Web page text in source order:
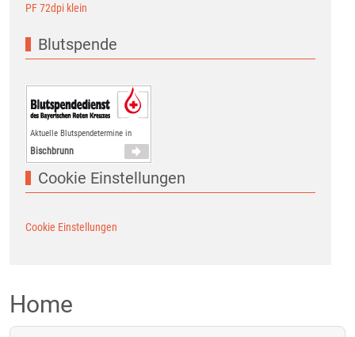
Blutspende
Aktuelle Blutspendetermine in
Bischbrunn
Cookie Einstellungen
Cookie Einstellungen
Home